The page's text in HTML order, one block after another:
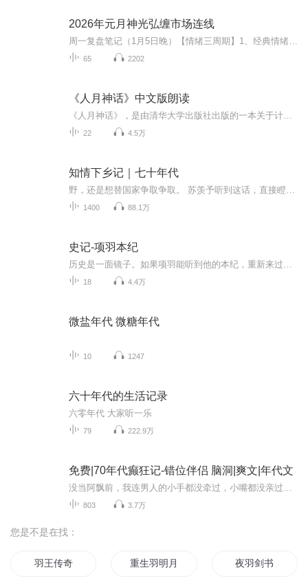
2026年元月神光弘缠市场连线
65 2202
《人月神话》中文版朗读
22 4.5万
知情下乡记｜七十年代
1400 88.1万
史记-项羽本纪
18 4.4万
微盐年代 微糖年代
10 1247
六十年代的生活记录
六零年代 大家听一乐
79 222.9万
免费|70年代癫狂记-错位伴侣 脑洞|爽文|年代文
803 3.7万
您是不是在找：
羽王传奇 重生羽明月 夜羽剑书